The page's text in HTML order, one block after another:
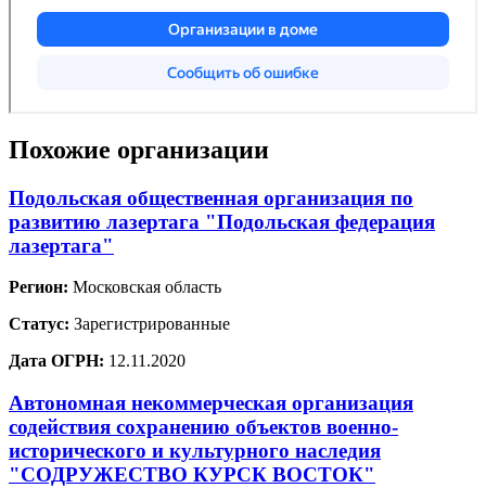
Похожие организации
Подольская общественная организация по
развитию лазертага "Подольская федерация
лазертага"
Регион: Московская область
Статус: Зарегистрированные
Дата ОГРН: 12.11.2020
Автономная некоммерческая организация
содействия сохранению объектов военно-
исторического и культурного наследия
"СОДРУЖЕСТВО КУРСК ВОСТОК"